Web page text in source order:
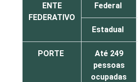
ENTE
FEDERATIVO
Federal
Estadual
PORTE
Até 249
pessoas
ocupadas